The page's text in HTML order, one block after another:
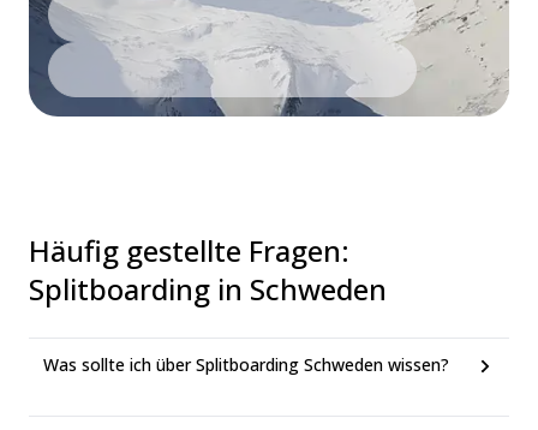
Häufig gestellte Fragen:
Splitboarding in Schweden
Was sollte ich über Splitboarding Schweden wissen?